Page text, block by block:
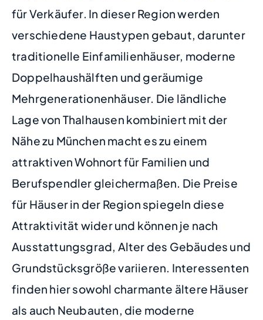
für Verkäufer. In dieser Region werden
verschiedene Haustypen gebaut, darunter
traditionelle Einfamilienhäuser, moderne
Doppelhaushälften und geräumige
Mehrgenerationenhäuser. Die ländliche
Lage von Thalhausen kombiniert mit der
Nähe zu München macht es zu einem
attraktiven Wohnort für Familien und
Berufspendler gleichermaßen. Die Preise
für Häuser in der Region spiegeln diese
Attraktivität wider und können je nach
Ausstattungsgrad, Alter des Gebäudes und
Grundstücksgröße variieren. Interessenten
finden hier sowohl charmante ältere Häuser
als auch Neubauten, die moderne